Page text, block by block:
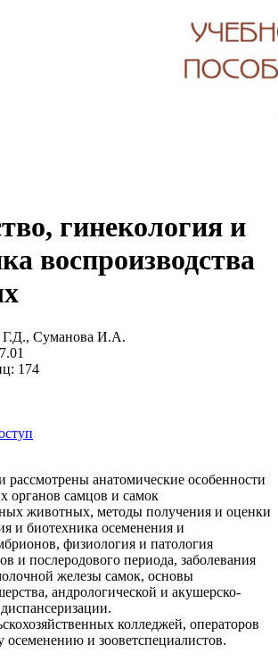
гинекология и
воспроизводства
Г.Д., Суманова И.А.
174
анатомические особенности
органов самцов и самок
животных, методы получения и оценки
и биотехника осеменения и
физиология и патология
и послеродового периода, заболевания
железы самок, основы
андрологической и акушерско-
колледжей, операторов
осеменению и зооветспециалистов.